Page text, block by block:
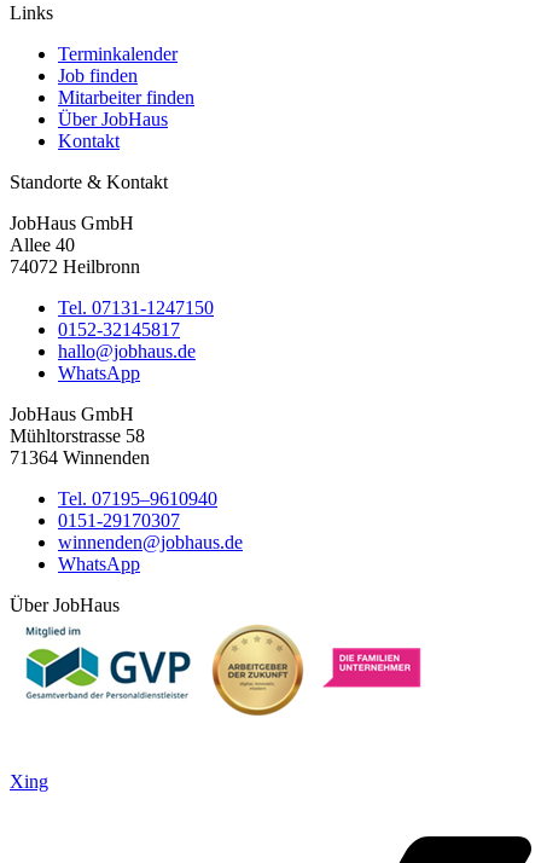
Links
Terminkalender
Job finden
Mitarbeiter finden
Über JobHaus
Kontakt
Standorte & Kontakt
JobHaus GmbH
Allee 40
74072 Heilbronn
Tel. 07131-1247150
0152-32145817
hallo@jobhaus.de
WhatsApp
JobHaus GmbH
Mühltorstrasse 58
71364 Winnenden
Tel. 07195–9610940
0151-29170307
winnenden@jobhaus.de
WhatsApp
Über JobHaus
Xing